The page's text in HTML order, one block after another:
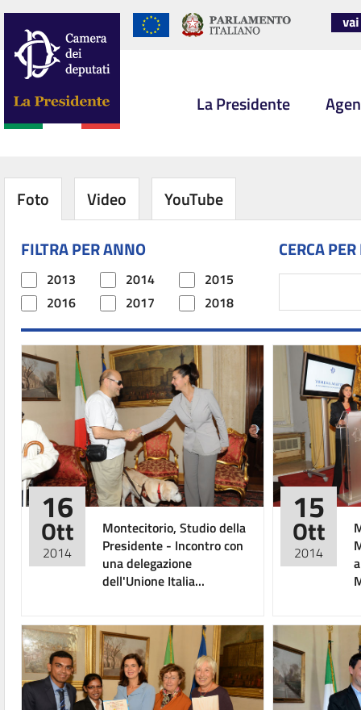
La Presidente
Foto Video
YouTube
FILTRA PER ANNO
2013 2014
2015
2016
2017 2018
CERCA
16
Ott
2014
Montecitorio, Studio della
Presidente - Incontro con
una delegazione
dell'Unione Italia...
15
Ott
2014